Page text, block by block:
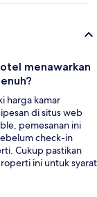
menawarkan
harga kamar
di situs web
pemesanan ini
check-in
Cukup pastikan
ini untuk syarat